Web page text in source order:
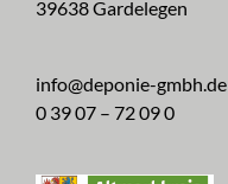
39638 Gardelegen
info@deponie-gmbh.de
0 39 07 – 72 09 0